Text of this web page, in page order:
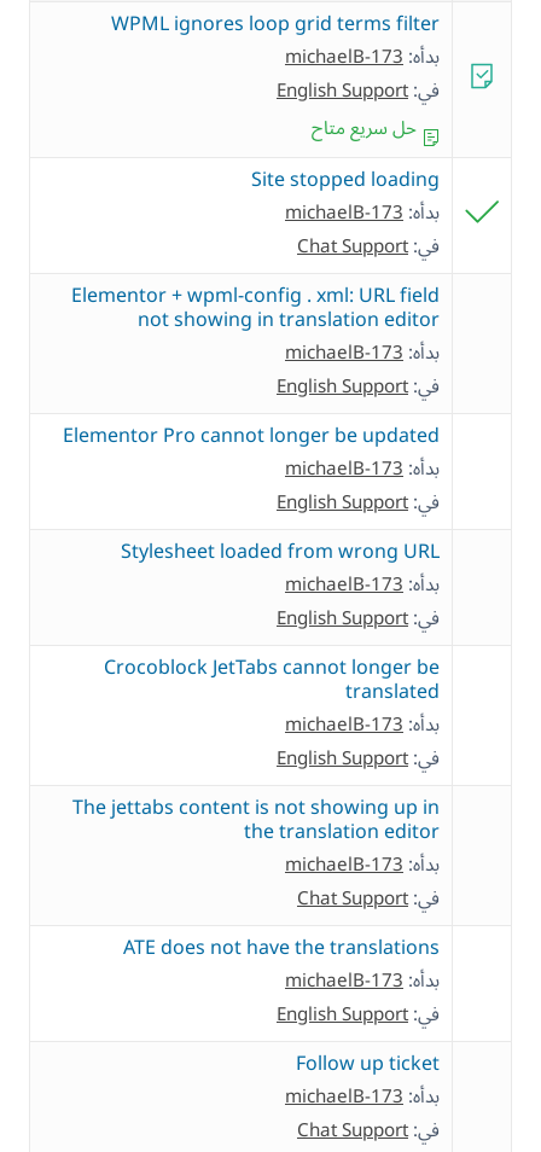
WPML ignores loop grid terms filter
بدأه:michaelB-173
في:English Support
حل سريع متاح
Site stopped loading
بدأه:michaelB-173
في:Chat Support
Elementor + wpml-config . xml: URL field
not showing in translation editor
بدأه:michaelB-173
في:English Support
Elementor Pro cannot longer be updated
بدأه:michaelB-173
في:English Support
Stylesheet loaded from wrong URL
بدأه:michaelB-173
في:English Support
Crocoblock JetTabs cannot longer be
translated
بدأه:michaelB-173
في:English Support
The jettabs content is not showing up in
the translation editor
بدأه:michaelB-173
في:Chat Support
ATE does not have the translations
بدأه:michaelB-173
في:English Support
Follow up ticket
بدأه:michaelB-173
في:Chat Support